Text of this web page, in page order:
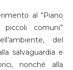
al “Piano
comuni”
del
salvaguardia e
nonché alla